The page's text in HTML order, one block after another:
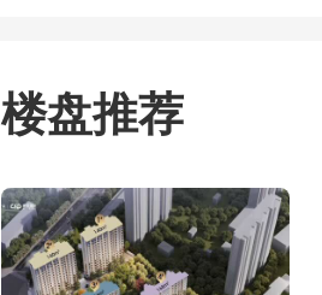
因为国外独栋
楼层比较高，
的话，既影响
楼盘推荐